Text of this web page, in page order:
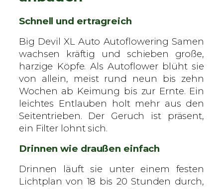
Schnell und ertragreich
Big Devil XL Auto Autoflowering Samen
wachsen kräftig und schieben große,
harzige Köpfe. Als Autoflower blüht sie
von allein, meist rund neun bis zehn
Wochen ab Keimung bis zur Ernte. Ein
leichtes Entlauben holt mehr aus den
Seitentrieben. Der Geruch ist präsent,
ein Filter lohnt sich.
Drinnen wie draußen einfach
Drinnen läuft sie unter einem festen
Lichtplan von 18 bis 20 Stunden durch,